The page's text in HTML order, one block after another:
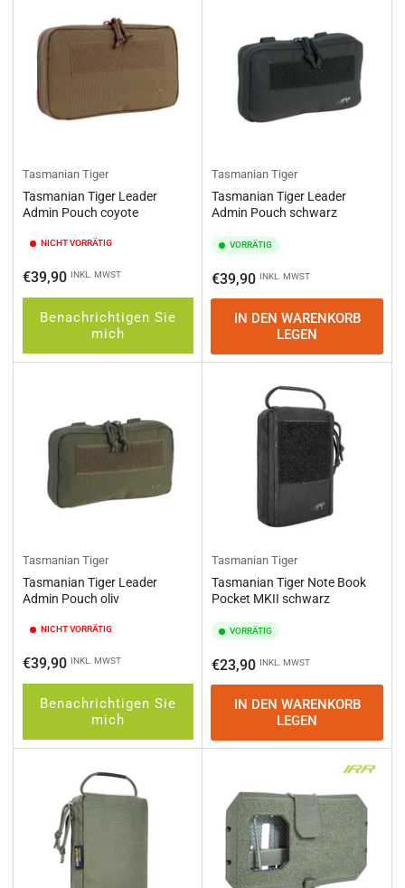
Tasmanian Tiger
Tasmanian Tiger Leader
Admin Pouch coyote
NICHT VORRÄTIG
Normaler
Preis
€39,90 INKL. MWST
Benachrichtigen Sie
mich
Tasmanian Tiger
Tasmanian Tiger Leader
Admin Pouch schwarz
VORRÄTIG
Normaler
Preis
€39,90 INKL. MWST
IN DEN WARENKORB
LEGEN
Tasmanian Tiger
Tasmanian Tiger Leader
Admin Pouch oliv
NICHT VORRÄTIG
Normaler
Preis
€39,90 INKL. MWST
Benachrichtigen Sie
mich
Tasmanian Tiger
Tasmanian Tiger Note Book
Pocket MKII schwarz
VORRÄTIG
Normaler
Preis
€23,90 INKL. MWST
IN DEN WARENKORB
LEGEN